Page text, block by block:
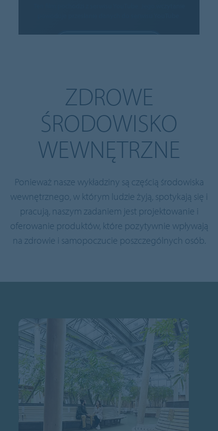
ZDROWE
ŚRODOWISKO
WEWNĘTRZNE
Ponieważ nasze wykładziny są częścią środowiska
wewnętrznego, w którym ludzie żyją, spotykają się i
pracują, naszym zadaniem jest projektowanie i
oferowanie produktów, które pozytywnie wpływają
na zdrowie i samopoczucie poszczególnych osób.